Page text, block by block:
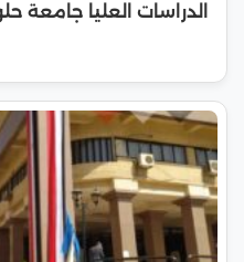
الدراسات العليا جامعة